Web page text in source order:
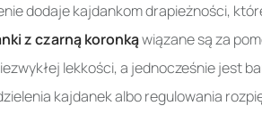
dodaje kajdankom drapieżności,
z czarną koronkąwiązane są za
lekkości, a jednocześnie jest
kajdanek albo regulowania